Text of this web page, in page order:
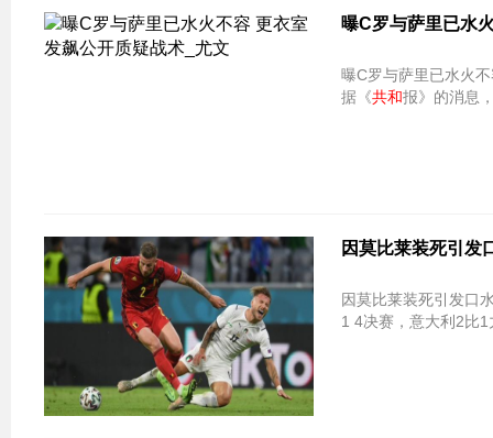
曝C罗与萨里已水
曝C罗与萨里已水火不容 更衣室发飙
据《共和报》的消息
因莫比莱装死引发
因莫比莱装死引发口
1 4决赛，意大利2比